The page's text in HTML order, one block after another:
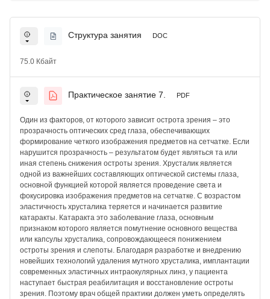
Структура занятия DOC
75.0 Кбайт
Практическое занятие 7. PDF
Один из факторов, от которого зависит острота зрения – это
прозрачность оптических сред глаза, обеспечивающих
формирование четкого изображения предметов на сетчатке. Если
нарушится прозрачность – результатом будет являться та или
иная степень снижения остроты зрения. Хрусталик является
одной из важнейших составляющих оптической системы глаза,
основной функцией которой является проведение света и
фокусировка изображения предметов на сетчатке. С возрастом
эластичность хрусталика теряется и начинается развитие
катаракты. Катаракта это заболевание глаза, основным
признаком которого является помутнение основного вещества
или капсулы хрусталика, сопровождающееся понижением
остроты зрения и слепоты. Благодаря разработке и внедрению
новейших технологий удаления мутного хрусталика, имплантации
современных эластичных интраокулярных линз, у пациента
наступает быстрая реабилитация и восстановление остроты
зрения. Поэтому врач общей практики должен уметь определять